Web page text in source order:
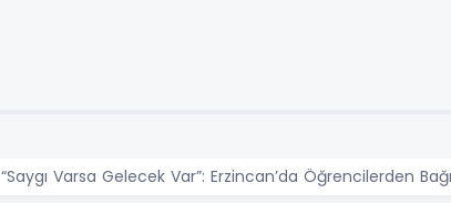
“Saygı Varsa Gelecek Var”: Erzincan’da Öğrencilerden